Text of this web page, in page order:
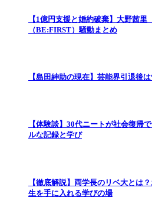
【1億円支援と婚約破棄】大野茜
（BE:FIRST）騒動まとめ
【島田紳助の現在】芸能界引退後
【体験談】30代ニートが社会復帰
ルな記録と学び
【徹底解説】両学長のリベ大とは
生を手に入れる学びの場